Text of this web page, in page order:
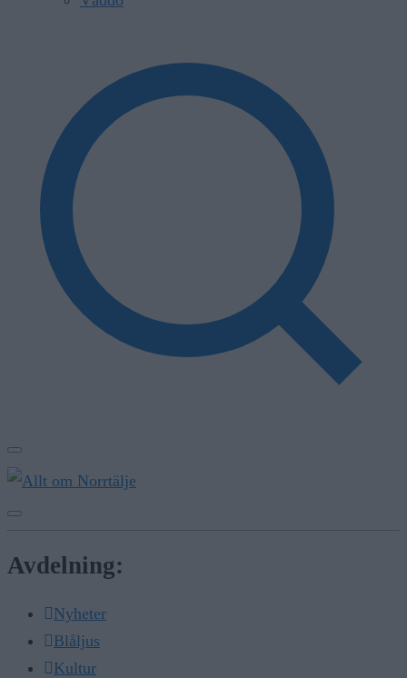
Avdelning:
Nyheter
Blåljus
Kultur